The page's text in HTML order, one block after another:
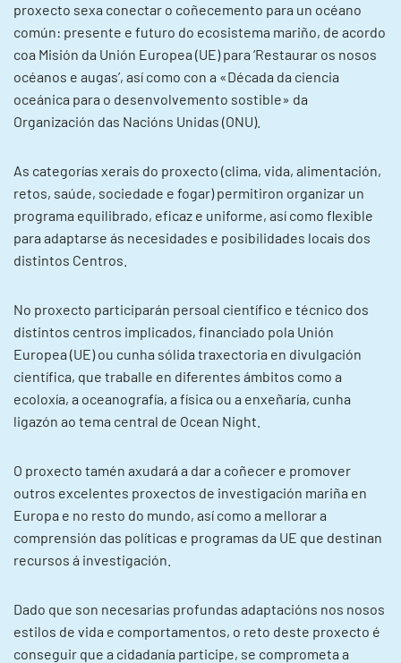
proxecto sexa conectar o coñecemento para un océano
común: presente e futuro do ecosistema mariño, de acordo
coa Misión da Unión Europea (UE) para ‘Restaurar os nosos
océanos e augas’, así como con a «Década da ciencia
oceánica para o desenvolvemento sostible» da
Organización das Nacións Unidas (ONU).
As categorías xerais do proxecto (clima, vida, alimentación,
retos, saúde, sociedade e fogar) permitiron organizar un
programa equilibrado, eficaz e uniforme, así como flexible
para adaptarse ás necesidades e posibilidades locais dos
distintos Centros.
No proxecto participarán persoal científico e técnico dos
distintos centros implicados, financiado pola Unión
Europea (UE) ou cunha sólida traxectoria en divulgación
científica, que traballe en diferentes ámbitos como a
ecoloxía, a oceanografía, a física ou a enxeñaría, cunha
ligazón ao tema central de Ocean Night.
O proxecto tamén axudará a dar a coñecer e promover
outros excelentes proxectos de investigación mariña en
Europa e no resto do mundo, así como a mellorar a
comprensión das políticas e programas da UE que destinan
recursos á investigación.
Dado que son necesarias profundas adaptacións nos nosos
estilos de vida e comportamentos, o reto deste proxecto é
conseguir que a cidadanía participe, se comprometa a